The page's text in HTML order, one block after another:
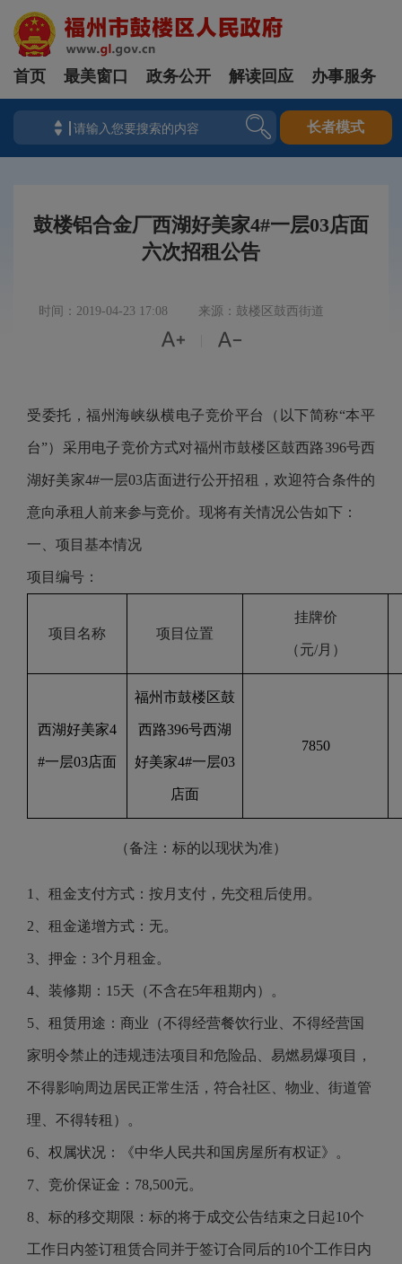
首页 最美窗口 政务公开 解读回应 办事服务
长者模式
鼓楼铝合金厂西湖好美家4#一层03店面
六次招租公告
时间：2019-04-23 17:08 来源：鼓楼区鼓西街道
 
受委托，福州海峡纵横电子竞价平台（以下简称“本平
台”）采用电子竞价方式对福州市鼓楼区鼓西路396号西
湖好美家4#一层03店面进行公开招租，欢迎符合条件的
意向承租人前来参与竞价。现将有关情况公告如下：
一、项目基本情况
项目编号：
项目名称 项目位置
挂牌价
（元/月）
西湖好美家4
#一层03店面
福州市鼓楼区鼓
西路396号西湖
好美家4#一层03
店面
7850
（备注：标的以现状为准）
1、租金支付方式：按月支付，先交租后使用。
2、租金递增方式：无。
3、押金：3个月租金。
4、装修期：15天（不含在5年租期内）。
5、租赁用途：商业（不得经营餐饮行业、不得经营国
家明令禁止的违规违法项目和危险品、易燃易爆项目，
不得影响周边居民正常生活，符合社区、物业、街道管
理、不得转租）。
6、权属状况：《中华人民共和国房屋所有权证》。
7、竞价保证金：78,500元。
8、标的移交期限：标的将于成交公告结束之日起10个
工作日内签订租赁合同并于签订合同后的10个工作日内